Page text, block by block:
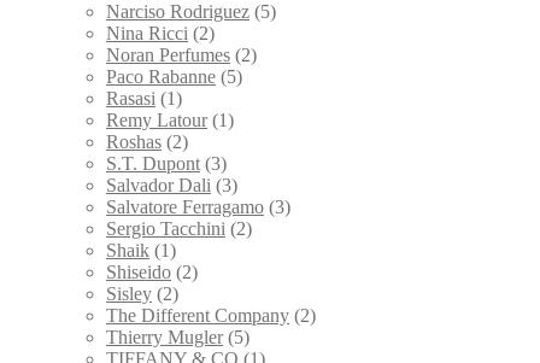
Narciso Rodriguez (5)
Nina Ricci (2)
Noran Perfumes (2)
Paco Rabanne (5)
Rasasi (1)
Remy Latour (1)
Roshas (2)
S.T. Dupont (3)
Salvador Dali (3)
Salvatore Ferragamo (3)
Sergio Tacchini (2)
Shaik (1)
Shiseido (2)
Sisley (2)
The Different Company (2)
Thierry Mugler (5)